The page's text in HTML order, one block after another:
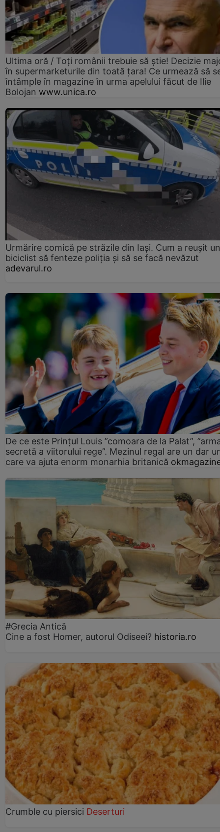
Ultima oră / Toți românii trebuie să știe! Decizie
în supermarketurile din toată țara! Ce urmează să
întâmple în magazine în urma apelului făcut de Ilie
Bolojan www.unica.ro
Urmărire comică pe străzile din Iași. Cum a reușit un
biciclist să fenteze poliția și să se facă nevăzut
adevarul.ro
De ce este Prințul Louis ”comoara de la Palat”,
secretă a viitorului rege”. Mezinul regal are un dar
care va ajuta enorm monarhia britanică
#Grecia Antică
Cine a fost Homer, autorul Odiseei? historia.ro
Crumble cu piersici Deserturi